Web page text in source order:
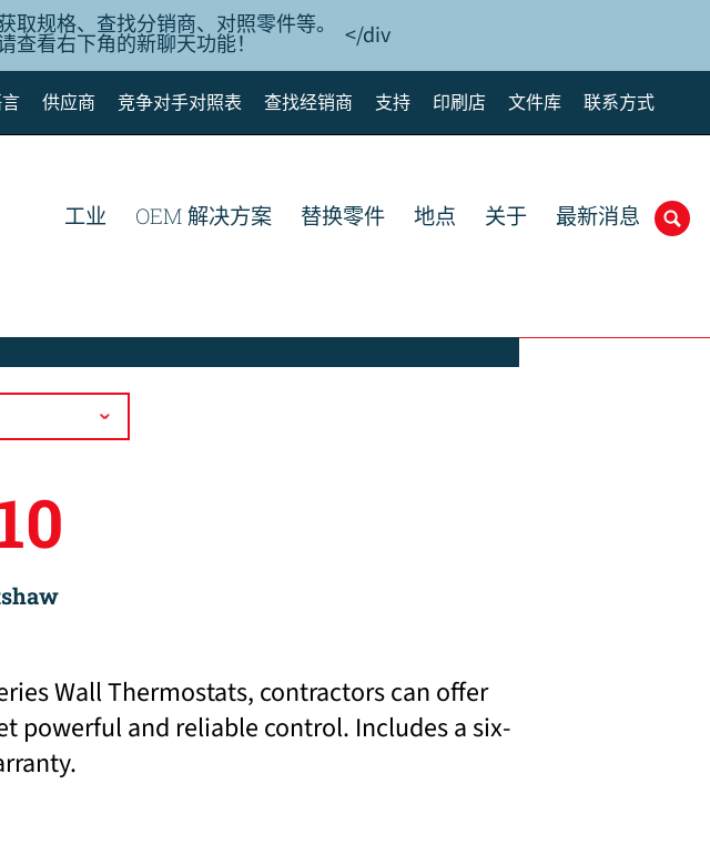
取规格、查找分销商、对照零件等。
查看右下角的新聊天功能！ </div
Español de México
供应商 竞争对手对照表 查找经销商 支持 印刷店 文件库 联系方式
工业 OEM 解决方案 替换零件 地点 关于 最新消息
Wall Thermostats, contractors can offer
powerful and reliable control. Includes a six-